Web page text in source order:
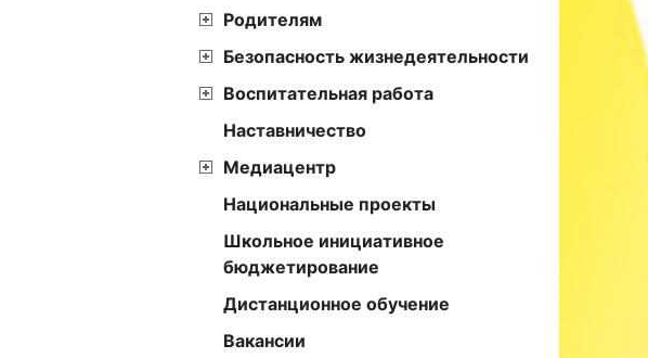
Родителям
Безопасность жизнедеятельности
Воспитательная работа
Наставничество
Медиацентр
Национальные проекты
Школьное инициативное
бюджетирование
Дистанционное обучение
Вакансии